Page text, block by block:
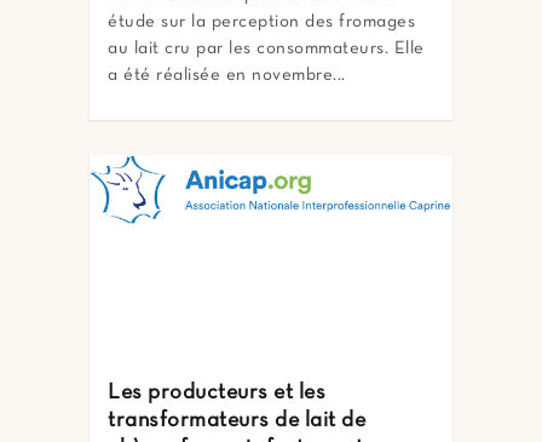
étude sur la perception des fromages
au lait cru par les consommateurs. Elle
a été réalisée en novembre...
Les producteurs et les
transformateurs de lait de